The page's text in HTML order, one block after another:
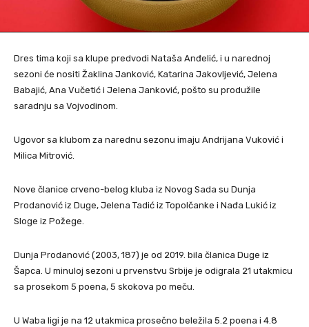
Dres tima koji sa klupe predvodi Nataša Anđelić, i u narednoj
sezoni će nositi Žaklina Janković, Katarina Jakovljević, Jelena
Babajić, Ana Vučetić i Jelena Janković, pošto su produžile
saradnju sa Vojvodinom.
Ugovor sa klubom za narednu sezonu imaju Andrijana Vuković i
Milica Mitrović.
Nove članice crveno-belog kluba iz Novog Sada su Dunja
Prodanović iz Duge, Jelena Tadić iz Topolčanke i Nađa Lukić iz
Sloge iz Požege.
Dunja Prodanović (2003, 187) je od 2019. bila članica Duge iz
Šapca. U minuloj sezoni u prvenstvu Srbije je odigrala 21 utakmicu
sa prosekom 5 poena, 5 skokova po meču.
U Waba ligi je na 12 utakmica prosečno beležila 5.2 poena i 4.8